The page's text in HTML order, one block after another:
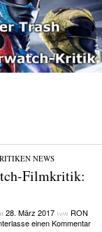
/NEWS
Filmkritik:
28. März 2017von RON
einen Kommentar